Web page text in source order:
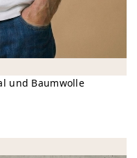
und Baumwolle